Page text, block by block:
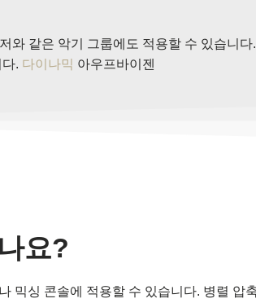
와 같은 악기 그룹에도 적용할 수 있습니
. 다이나믹 아우프바이젠
요?
믹싱 콘솔에 적용할 수 있습니다. 병렬 압